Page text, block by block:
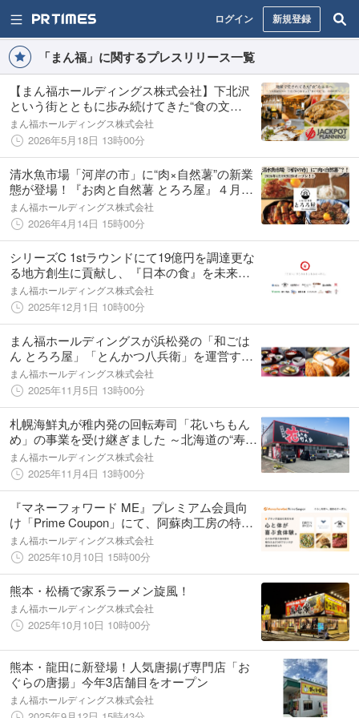
ログイン 新規登録
「まん福」に関するプレスリリース一覧
【まん福ホールディングス株式会社】下北沢
という街とともに歩み続けてきた“食の文
化”を未来へ、ジャックポットプランニングを
グループ化
まん福ホールディングス株式会社
2026年5月18日 13時00分
清水魚市場「河岸の市」に“肉×自然薯”の新業
態が登場！『お肉と自然薯 とろろ屋』４月19
日オープン
まん福ホールディングス株式会社
2026年4月14日 15時00分
シリーズC 1stラウンドにて19億円を調達更な
る地方創生に貢献し、『日本の食』を未来に
つなぐ【まん福ホールディングス】
まん福ホールディングス株式会社
2025年12月1日 10時00分
まん福ホールディングスが浜松発の「和ごは
ん とろろ屋」「とんかつ八兵衛」を運営する
株式会社フード・フォレストを承継いたしま
した
まん福ホールディングス株式会社
2025年11月5日 13時00分
札幌海鮮丸が稚内発の回転寿司「花いちもん
め」の事業を受け継ぎました ～北海道の“寿司
共和国”拡大へ、新たな食の連携が始動～
まん福ホールディングス株式会社
2025年11月4日 13時00分
『マネーフォワード ME』プレミアム会員向
け「Prime Coupon」にて、阿蘇肉工房の特別
優待を開始
まん福ホールディングス株式会社
2025年10月10日 15時00分
熊本・松橋で家系ラーメン旋風！
まん福ホールディングス株式会社
2025年10月10日 10時00分
熊本・龍田に新登場！人気唐揚げ専門店「お
ぐらの唐揚」今年3店舗目をオープン
まん福ホールディングス株式会社